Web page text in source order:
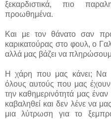
ξεκαρδιστικά, πιο
προωθημένα.
Και με τον θάνατο σαν
καρικατούρας στο φουλ, ο
αλλά μας βάζει να
Η χάρη που μας κάνει; Να
όλους αυτούς που μας έχουν
την καθημερινότητά μας
καβαληθεί και δεν λένε να
μια λύτρωση για το